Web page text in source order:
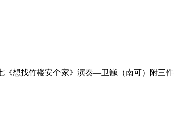
《想找竹楼安个家》演奏—卫巍（南可）附三